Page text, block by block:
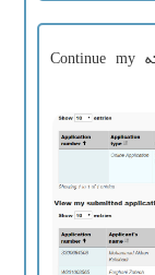
در پنجره بعد و در انتهای صفحه گزینه Continue my